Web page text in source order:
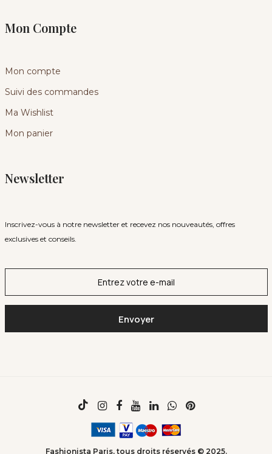
Mon Compte
Mon compte
Suivi des commandes
Ma Wishlist
Mon panier
Newsletter
Inscrivez-vous à notre newsletter et recevez nos nouveautés, offres
exclusives et conseils.
Fashionista Paris, tous droits réservés © 2025.